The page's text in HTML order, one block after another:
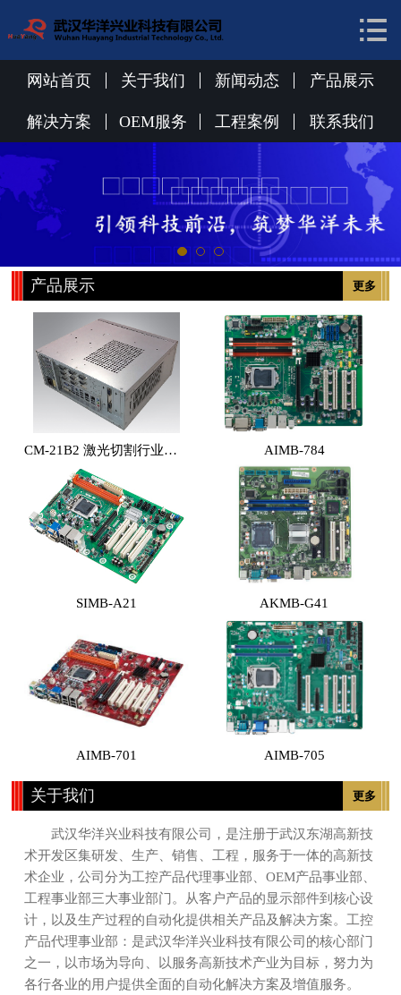
关于我们
新闻动态
解决方案
OEM服务
工程案例
联系我们

网站首页 关于我们 新闻动态 产品展示
解决方案 OEM服务 工程案例 联系我们
更多
产品展示
CM-21B2 激光切割行业专用工控机 （体积小，性能高，价格实惠） AIMB-784
SIMB-A21 AKMB-G41
AIMB-701 AIMB-705
更多
关于我们
武汉华洋兴业科技有限公司，是注册于武汉东湖高新技
术开发区集研发、生产、销售、工程，服务于一体的高新技
术企业，公司分为工控产品代理事业部、OEM产品事业部、
工程事业部三大事业部门。从客户产品的显示部件到核心设
计，以及生产过程的自动化提供相关产品及解决方案。工控
产品代理事业部：是武汉华洋兴业科技有限公司的核心部门
之一，以市场为导向、以服务高新技术产业为目标，努力为
各行各业的用户提供全面的自动化解决方案及增值服务。